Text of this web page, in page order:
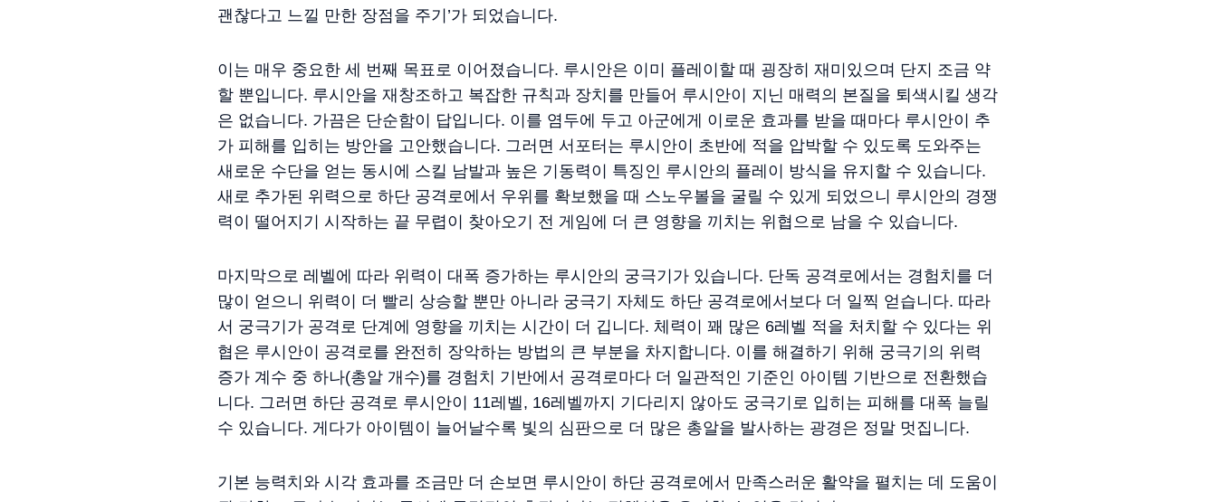
괜찮다고 느낄 만한 장점을 주기’가 되었습니다.
이는 매우 중요한 세 번째 목표로 이어졌습니다. 루시안은 이미 플레이할 때 굉장히 재미있으며 단지 조금 약
할 뿐입니다. 루시안을 재창조하고 복잡한 규칙과 장치를 만들어 루시안이 지닌 매력의 본질을 퇴색시킬 생각
은 없습니다. 가끔은 단순함이 답입니다. 이를 염두에 두고 아군에게 이로운 효과를 받을 때마다 루시안이 추
가 피해를 입히는 방안을 고안했습니다. 그러면 서포터는 루시안이 초반에 적을 압박할 수 있도록 도와주는
새로운 수단을 얻는 동시에 스킬 남발과 높은 기동력이 특징인 루시안의 플레이 방식을 유지할 수 있습니다.
새로 추가된 위력으로 하단 공격로에서 우위를 확보했을 때 스노우볼을 굴릴 수 있게 되었으니 루시안의 경쟁
력이 떨어지기 시작하는 끝 무렵이 찾아오기 전 게임에 더 큰 영향을 끼치는 위협으로 남을 수 있습니다.
마지막으로 레벨에 따라 위력이 대폭 증가하는 루시안의 궁극기가 있습니다. 단독 공격로에서는 경험치를 더
많이 얻으니 위력이 더 빨리 상승할 뿐만 아니라 궁극기 자체도 하단 공격로에서보다 더 일찍 얻습니다. 따라
서 궁극기가 공격로 단계에 영향을 끼치는 시간이 더 깁니다. 체력이 꽤 많은 6레벨 적을 처치할 수 있다는 위
협은 루시안이 공격로를 완전히 장악하는 방법의 큰 부분을 차지합니다. 이를 해결하기 위해 궁극기의 위력
증가 계수 중 하나(총알 개수)를 경험치 기반에서 공격로마다 더 일관적인 기준인 아이템 기반으로 전환했습
니다. 그러면 하단 공격로 루시안이 11레벨, 16레벨까지 기다리지 않아도 궁극기로 입히는 피해를 대폭 늘릴
수 있습니다. 게다가 아이템이 늘어날수록 빛의 심판으로 더 많은 총알을 발사하는 광경은 정말 멋집니다.
기본 능력치와 시각 효과를 조금만 더 손보면 루시안이 하단 공격로에서 만족스러운 활약을 펼치는 데 도움이